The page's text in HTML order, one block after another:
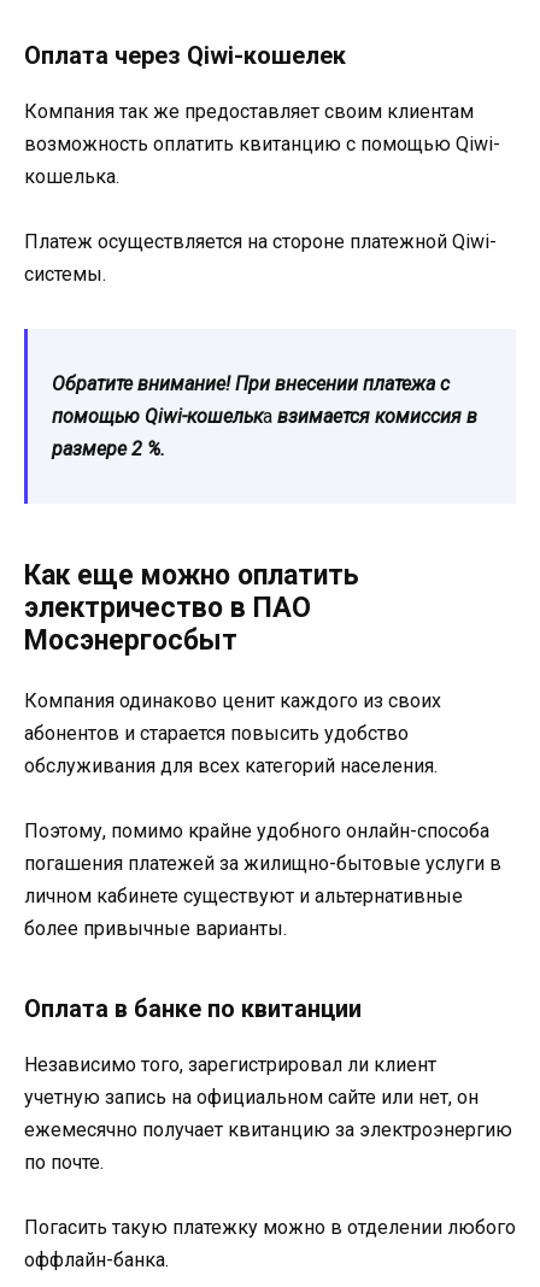
Оплата через Qiwi-кошелек
Компания так же предоставляет своим клиентам
возможность оплатить квитанцию с помощью Qiwi-
кошелька.
Платеж осуществляется на стороне платежной Qiwi-
системы.
Обратите внимание! При внесении платежа с
помощью Qiwi-кошелька взимается комиссия в
размере 2 %.
Как еще можно оплатить
электричество в ПАО
Мосэнергосбыт
Компания одинаково ценит каждого из своих
абонентов и старается повысить удобство
обслуживания для всех категорий населения.
Поэтому, помимо крайне удобного онлайн-способа
погашения платежей за жилищно-бытовые услуги в
личном кабинете существуют и альтернативные
более привычные варианты.
Оплата в банке по квитанции
Независимо того, зарегистрировал ли клиент
учетную запись на официальном сайте или нет, он
ежемесячно получает квитанцию за электроэнергию
по почте.
Погасить такую платежку можно в отделении любого
оффлайн-банка.